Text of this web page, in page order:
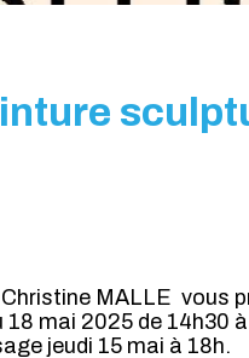
MALLE vous
mai 2025 de 14h30
jeudi 15 mai à 18h.